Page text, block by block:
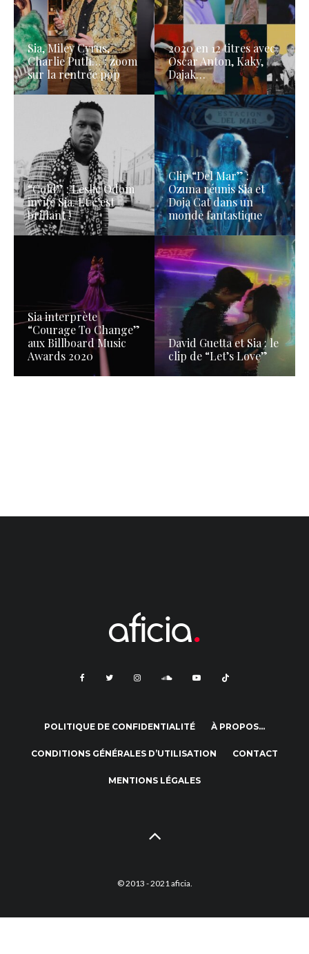
Sia, Miley Cyrus,
Charlie Puth… : zoom
sur la rentrée pop
2020 en 12 titres avec
Oscar Anton, Kaky,
Dajak…
“Cold” : Leslie Odom
invite Sia. Et c’est
brillant !
Clip “Del Mar” :
Ozuna réunis Sia et
Doja Cat dans un
monde fantastique
Sia interprète
“Courage To Change”
aux Billboard Music
Awards 2020
David Guetta et Sia : le
clip de “Let’s Love”
POLITIQUE DE CONFIDENTIALITÉ À PROPOS…
CONDITIONS GÉNÉRALES D’UTILISATION CONTACT
MENTIONS LÉGALES
© 2013 - 2021 aficia.